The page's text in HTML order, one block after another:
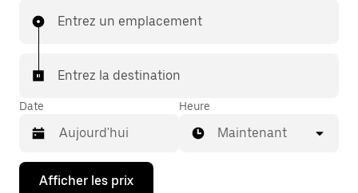
Entrez un emplacement
Entrez la destination
Date
Appuyez
Heure
Maintenant
Afficher les prix